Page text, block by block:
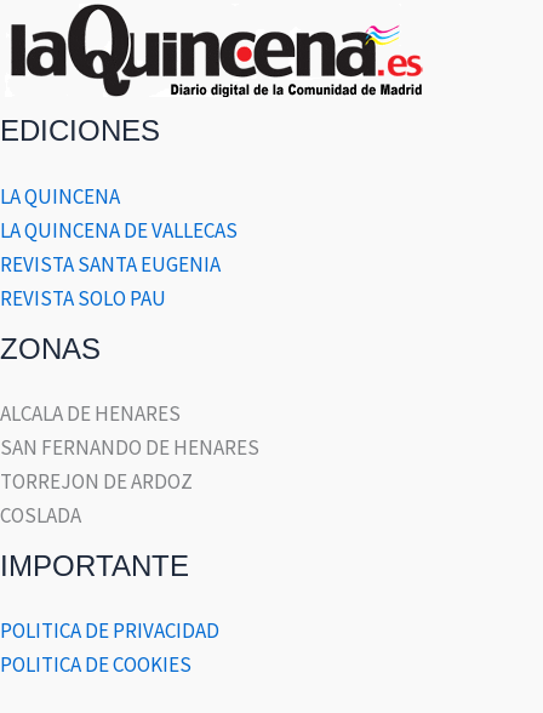
EDICIONES
LA QUINCENA
LA QUINCENA DE VALLECAS
REVISTA SANTA EUGENIA
REVISTA SOLO PAU
ZONAS
ALCALA DE HENARES
SAN FERNANDO DE HENARES
TORREJON DE ARDOZ
COSLADA
IMPORTANTE
POLITICA DE PRIVACIDAD
POLITICA DE COOKIES